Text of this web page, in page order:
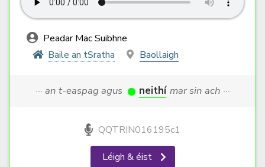
Peadar Mac Suibhne
Baile an tSratha
Baollaigh
··· an t-easpag agus neithí mar sin ach ···
QQTRIN016195c1
Léigh & éist